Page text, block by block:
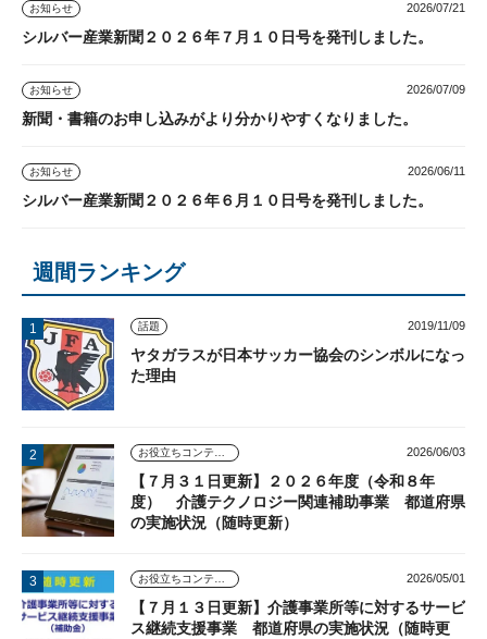
お知らせ 2026/07/21
シルバー産業新聞２０２６年７月１０日号を発刊しました。
お知らせ 2026/07/09
新聞・書籍のお申し込みがより分かりやすくなりました。
お知らせ 2026/06/11
シルバー産業新聞２０２６年６月１０日号を発刊しました。
週間ランキング
話題 2019/11/09
ヤタガラスが日本サッカー協会のシンボルになっ
た理由
お役立ちコンテンツ 2026/06/03
【７月３１日更新】２０２６年度（令和８年
度） 介護テクノロジー関連補助事業 都道府県
の実施状況（随時更新）
お役立ちコンテンツ 2026/05/01
【７月１３日更新】介護事業所等に対するサービ
ス継続支援事業 都道府県の実施状況（随時更